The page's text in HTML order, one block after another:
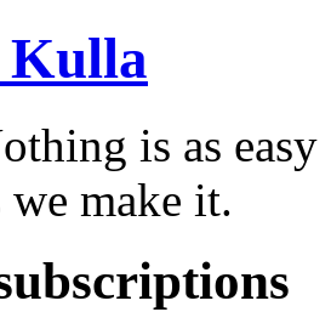
Kulla
is as
make it.